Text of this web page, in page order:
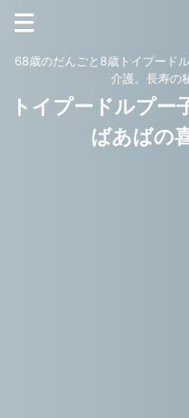
68歳のだんごと8歳トイプード
介護。長寿の
トイプードルプー
ばあばの